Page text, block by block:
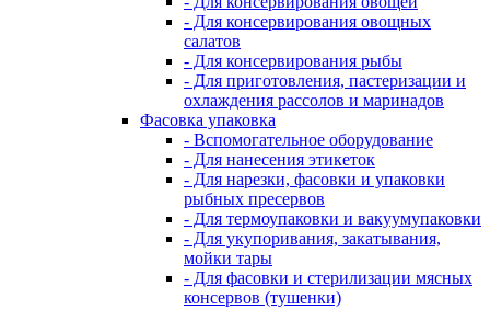
- Для консервирования овощных
салатов
- Для консервирования рыбы
- Для приготовления, пастеризации и
охлаждения рассолов и маринадов
Фасовка упаковка
- Вспомогательное оборудование
- Для нанесения этикеток
- Для нарезки, фасовки и упаковки
рыбных пресервов
- Для термоупаковки и вакуумупаковки
- Для укупоривания, закатывания,
мойки тары
- Для фасовки и стерилизации мясных
консервов (тушенки)